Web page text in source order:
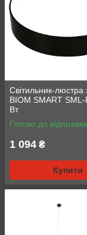
Світильник-люстра
BIOM SMART
Вт
Готово до відправки
1 094 ₴
Купити